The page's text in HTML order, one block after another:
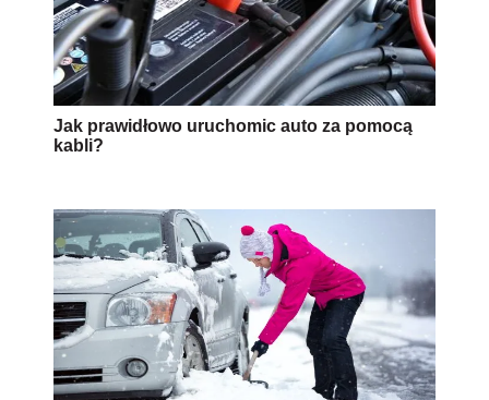
Jak prawidłowo uruchomic auto za pomocą
kabli?